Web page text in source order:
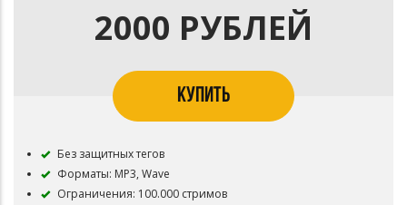
2000 РУБЛЕЙ
КУПИТЬ
Без защитных тегов
Форматы: MP3, Wave
Ограничения: 100.000 стримов